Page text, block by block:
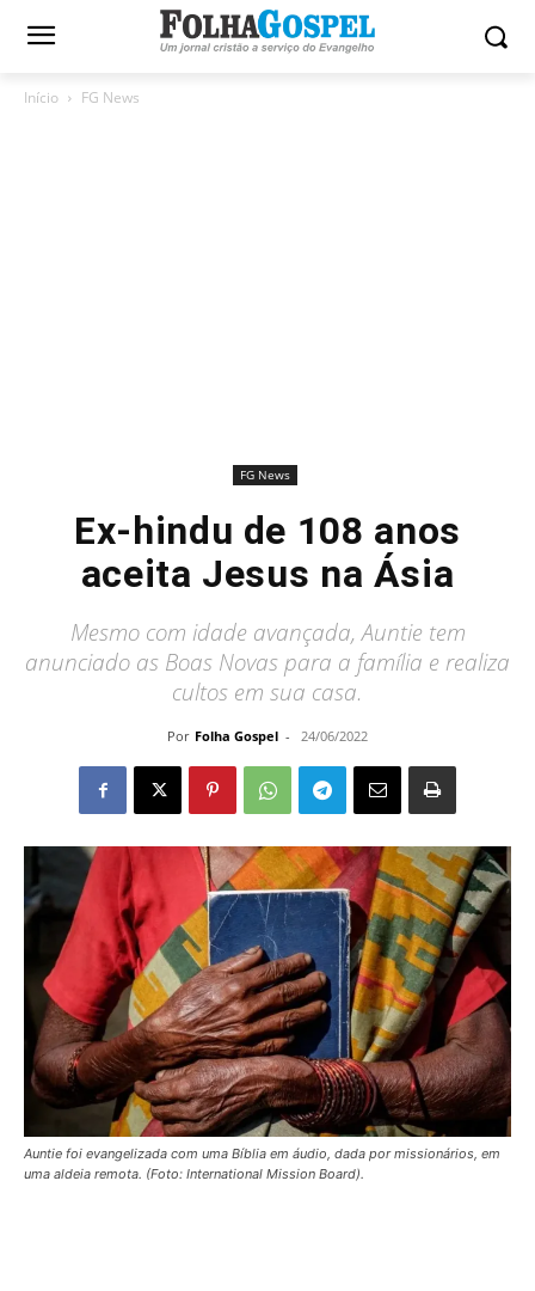
Início FG News
FG News
Ex-hindu de 108 anos
aceita Jesus na Ásia
Mesmo com idade avançada, Auntie tem
anunciado as Boas Novas para a família e realiza
cultos em sua casa.
Por Folha Gospel - 24/06/2022
Auntie foi evangelizada com uma Bíblia em áudio, dada por missionários, em
uma aldeia remota. (Foto: International Mission Board).